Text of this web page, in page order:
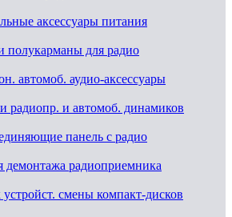
аксессуары питания
полукарманы для радио
автомоб. аудио-аксессуары
радиопр. и автомоб. динамиков
панель с радио
демонтажа радиоприемника
смены компакт-дисков